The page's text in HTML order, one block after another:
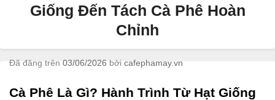
Giống Đến Tách Cà Phê Hoàn
Chỉnh
Đã đăng trên 03/06/2026 bởi cafephamay.vn
Cà Phê Là Gì? Hành Trình Từ Hạt Giống